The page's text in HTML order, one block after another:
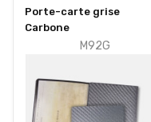
Porte-carte grise
Carbone
M92G